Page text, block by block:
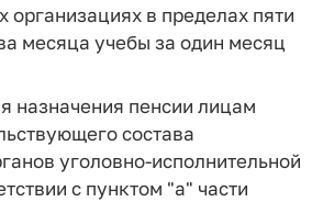
организациях в пределах пяти
месяца учебы за один месяц
назначения пенсии лицам
состава
уголовно-исполнительной
с пунктом "а" части